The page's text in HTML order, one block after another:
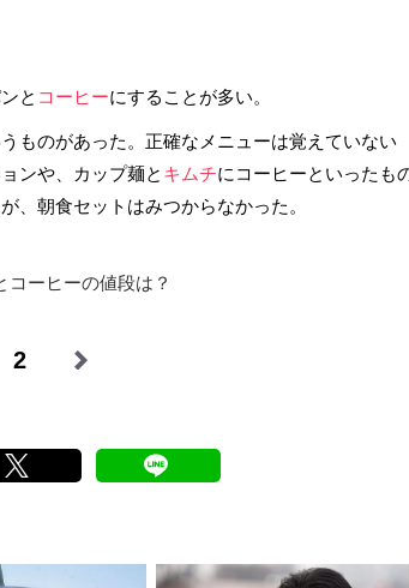
と コーヒーにすることが多い。
ものがあった。正確なメニューは覚えていない
ンや、カップ麺と キムチにコーヒーといったも
、朝食セットはみつからなかった。
コーヒーの値段は？
2